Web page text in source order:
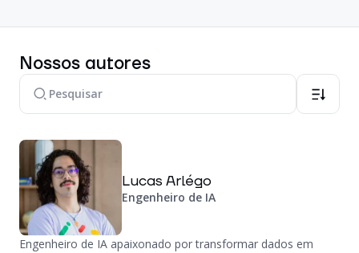
Nossos autores
Lucas Arlégo
Engenheiro de IA
Engenheiro de IA apaixonado por transformar dados em